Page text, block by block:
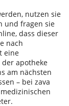
nutzen sie
und fragen sie
dass dieser
nach
eine
der apotheke
am nächsten
– bei zava